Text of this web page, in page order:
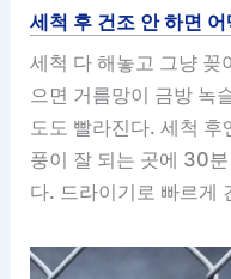
세척 후 건조 안 하면
세척 다 해놓고 그냥 꽂
으면 거름망이 금방 녹
도도 빨라진다. 세척
풍이 잘 되는 곳에 30
다. 드라이기로 빠르게